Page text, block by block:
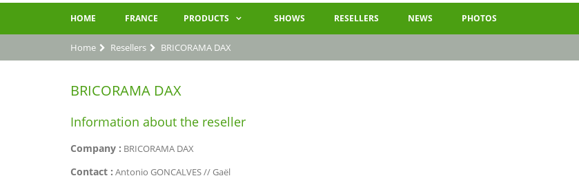
HOME FRANCE PRODUCTS SHOWS RESELLERS NEWS PHOTOS
Home Resellers BRICORAMA DAX
BRICORAMA DAX
Information about the reseller
Company : BRICORAMA DAX
Contact : Antonio GONCALVES // Gaël